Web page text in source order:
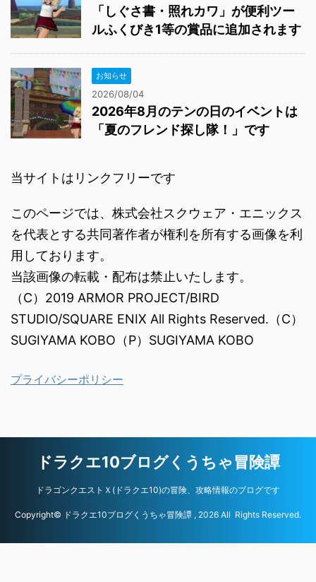
「しぐさ書・照れカワ」が便利ツー
ルふくびき1等の賞品に追加されます
お知らせ
2026/08/04
2026年8月のテンの日のイベントは
「夏のフレンド探し隊！」です
当サイトはリンクフリーです
このページでは、株式会社スクウェア・エニックス
を代表とする共同著作者が権利を所有する画像を利
用しております。
当該画像の転載・配布は禁止いたします。
（C）2019 ARMOR PROJECT/BIRD
STUDIO/SQUARE ENIX All Rights Reserved.（C）
SUGIYAMA KOBO（P）SUGIYAMA KOBO
プライバシーポリシー
ドラクエ10ブログくうちゃ冒険譚
ドラゴンクエストＸ(ドラクエ10)の冒険、攻略情報のブログです
Copyright© ドラクエ10ブログくうちゃ冒険譚 , 2026 All Rights Reserved.